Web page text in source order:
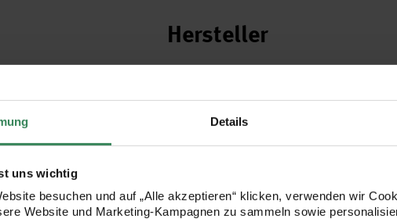
Details
uns wichtig
besuchen und auf „Alle akzeptieren“ klicken, verwenden wir
Website und Marketing-Kampagnen zu sammeln sowie
Hersteller